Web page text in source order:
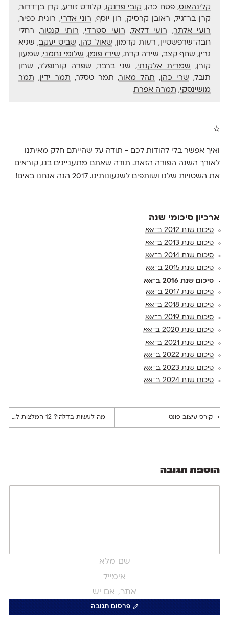
קלינהאוס, פסח כהן, קובי פרנקו, קלודט זורע, קרן בן־דרור,
קרן בר־גיל, ראובן קרסיק, רון יוסף, רוני אדרי, רונית כפיר,
רועי אלתר, רועי דלאל, רועי סטרדי, רותי קנטור, רחלי
חבה־שרפשטיין, רעות קדמון, שאול כהן, שביט יעקב, שגיא
גרין, שחף קצב, שירה קרת, שירז פומן, שלומי נחמני, שמעון
קורן, שמרית אלקנתי, שני ברבר, שפרה קורנפלד, שרון
תובל, שרי כהן, תהל מאור, תמר טסלר, תמר ידין, תמר
מושינסקי, תמרה אפרת
☆
ואיך אפשר בלי להודות לכם - תודה על שהייתם חלק מאיתנו
לאורך השנה הפורה הזאת. תודה שאתם מתעניינים בנו, קוראים
את השטויות שלנו ושותפים לשגעונותינו. 2017 הנה אנחנו באים!
ארכיון סיכומי שנה
סיכום שנת 2012 ב־אאא
סיכום שנת 2013 ב־אאא
סיכום שנת 2014 ב־אאא
סיכום שנת 2015 ב־אאא
סיכום שנת 2016 ב־אאא
סיכום שנת 2017 ב־אאא
סיכום שנת 2018 ב־אאא
סיכום שנת 2019 ב־אאא
סיכום שנת 2020 ב־אאא
סיכום שנת 2021 ב־אאא
סיכום שנת 2022 ב־אאא
סיכום שנת 2023 ב־אאא
סיכום שנת 2024 ב־אאא
→קורס עיצוב פונט מה לעשות בדלהי? 12 המלצות למעצבים גרפיים
הוספת תגובה
פרסום תגובה